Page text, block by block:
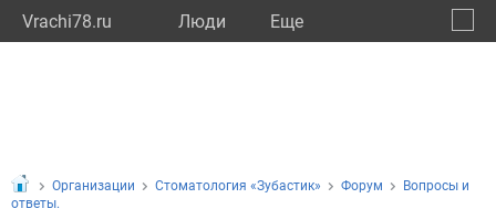
Vrachi78.ru Люди Eще
Организации Стоматология «Зубастик» Форум
Вопросы и
ответы.